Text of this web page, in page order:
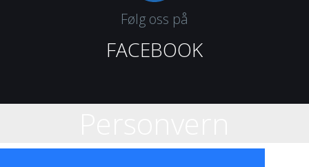
Følg oss på
FACEBOOK